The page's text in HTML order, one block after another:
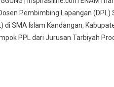
SMA
Islam
Kandangan,
Angkatan
Pembimbing Lapangan
di SMA Islam Kandangan,
PPL dari Jurusan Tarbiyah